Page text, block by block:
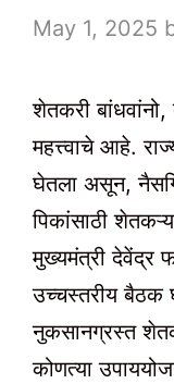
May 1, 2025
शेतकरी
महत्त्वाचे आहे.
घेतला असून,
पिकांसाठी
मुख्यमंत्री देवेंद्र
उच्चस्तरीय बैठक
नुकसानग्रस्त
कोणत्या